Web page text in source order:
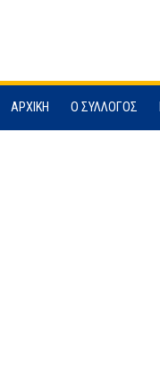
ΑΡΧΙΚΉ Ο ΣΎΛΛΟΓΟΣ